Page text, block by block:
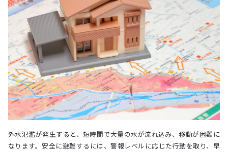
外水氾濫が発生すると、短時間で大量の水が流れ込み、移動が困難に
なります。安全に避難するには、警報レベルに応じた行動を取り、早